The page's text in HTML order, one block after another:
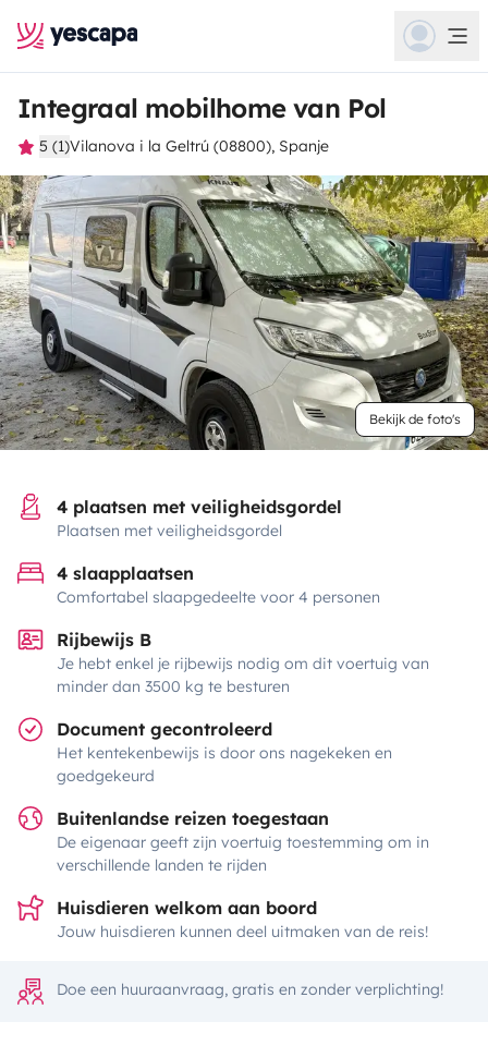
Integraal mobilhome van Pol
5 (1)Vilanova i la Geltrú (08800), Spanje
Bekijk de foto's
4 plaatsen met veiligheidsgordel
Plaatsen met veiligheidsgordel
4 slaapplaatsen
Comfortabel slaapgedeelte voor 4 personen
Rijbewijs B
Je hebt enkel je rijbewijs nodig om dit voertuig van
minder dan 3500 kg te besturen
Document gecontroleerd
Het kentekenbewijs is door ons nagekeken en
goedgekeurd
Buitenlandse reizen toegestaan
De eigenaar geeft zijn voertuig toestemming om in
verschillende landen te rijden
Huisdieren welkom aan boord
Jouw huisdieren kunnen deel uitmaken van de reis!
Doe een huuraanvraag, gratis en zonder verplichting!